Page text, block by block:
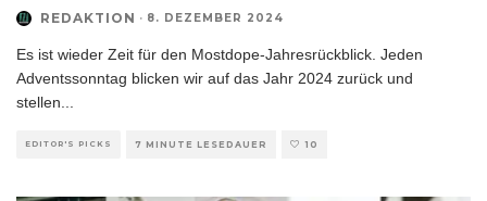
REDAKTION · 8. DEZEMBER 2024
Es ist wieder Zeit für den Mostdope-Jahresrückblick. Jeden
Adventssonntag blicken wir auf das Jahr 2024 zurück und
stellen...
EDITOR'S PICKS 7 MINUTE LESEDAUER 10